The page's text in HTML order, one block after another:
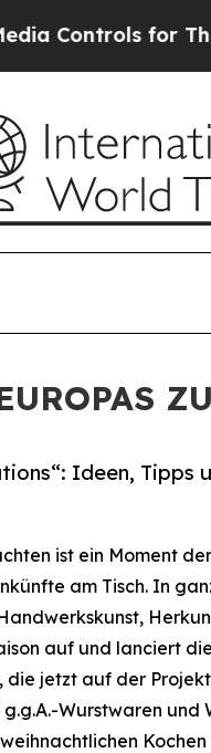
Their Kids.
Ideen, Tipps
ist ein Moment
am Tisch. In
auf und lanciert
die jetzt auf der
Wurstwaren und